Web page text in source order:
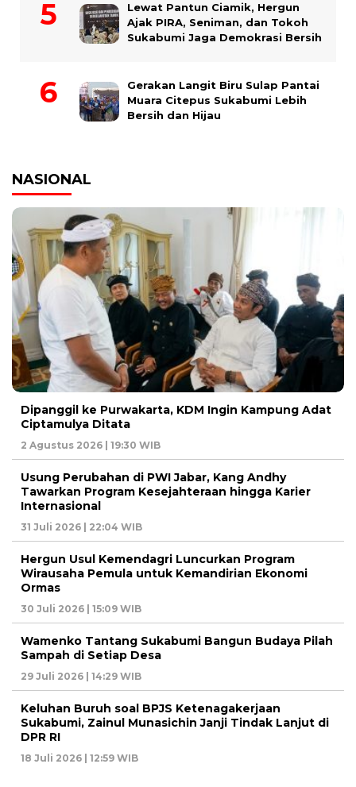
Lewat Pantun Ciamik, Hergun
Ajak PIRA, Seniman, dan Tokoh
Sukabumi Jaga Demokrasi Bersih
Gerakan Langit Biru Sulap Pantai
Muara Citepus Sukabumi Lebih
Bersih dan Hijau
NASIONAL
Dipanggil ke Purwakarta, KDM Ingin Kampung Adat
Ciptamulya Ditata
2 Agustus 2026 | 19:30 WIB
Usung Perubahan di PWI Jabar, Kang Andhy
Tawarkan Program Kesejahteraan hingga Karier
Internasional
31 Juli 2026 | 22:04 WIB
Hergun Usul Kemendagri Luncurkan Program
Wirausaha Pemula untuk Kemandirian Ekonomi
Ormas
30 Juli 2026 | 15:09 WIB
Wamenko Tantang Sukabumi Bangun Budaya Pilah
Sampah di Setiap Desa
29 Juli 2026 | 14:29 WIB
Keluhan Buruh soal BPJS Ketenagakerjaan
Sukabumi, Zainul Munasichin Janji Tindak Lanjut di
DPR RI
18 Juli 2026 | 12:59 WIB